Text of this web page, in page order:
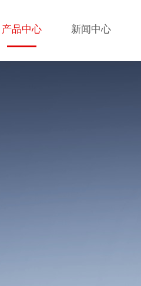
产品中心 新闻中心